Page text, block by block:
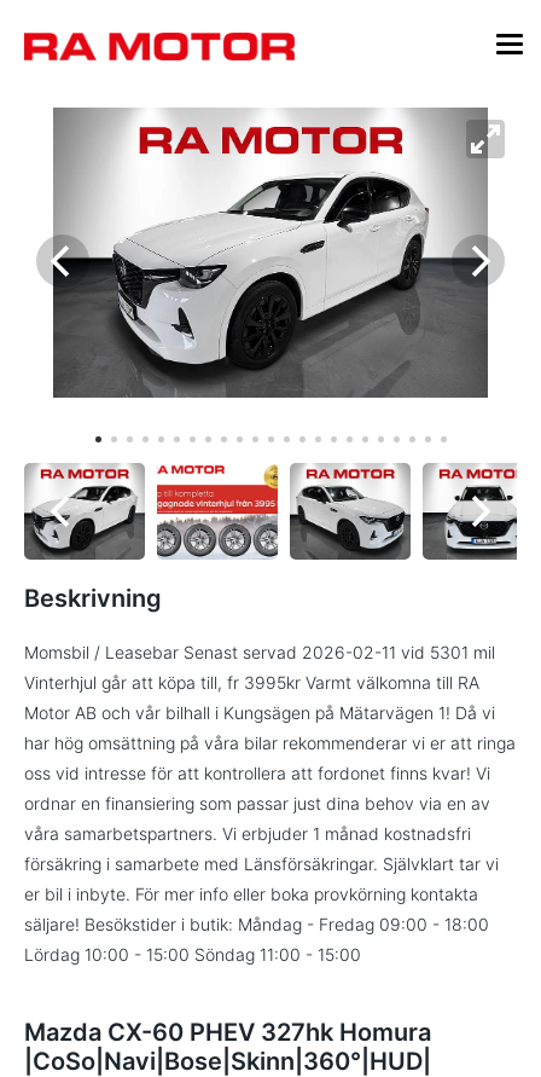
Beskrivning
Momsbil / Leasebar Senast servad 2026-02-11 vid 5301 mil
Vinterhjul går att köpa till, fr 3995kr Varmt välkomna till RA
Motor AB och vår bilhall i Kungsägen på Mätarvägen 1! Då vi
har hög omsättning på våra bilar rekommenderar vi er att ringa
oss vid intresse för att kontrollera att fordonet finns kvar! Vi
ordnar en finansiering som passar just dina behov via en av
våra samarbetspartners. Vi erbjuder 1 månad kostnadsfri
försäkring i samarbete med Länsförsäkringar. Självklart tar vi
er bil i inbyte. För mer info eller boka provkörning kontakta
säljare! Besökstider i butik: Måndag - Fredag 09:00 - 18:00
Lördag 10:00 - 15:00 Söndag 11:00 - 15:00
Mazda CX-60 PHEV 327hk Homura
|CoSo|Navi|Bose|Skinn|360°|HUD|